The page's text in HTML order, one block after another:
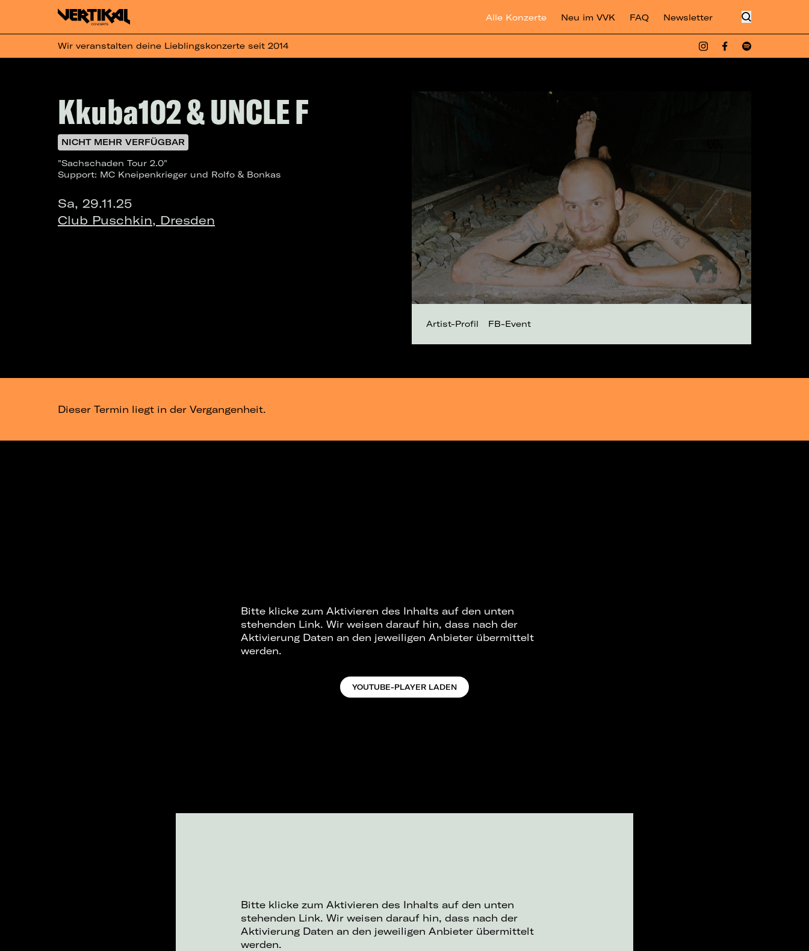
Alle Konzerte Neu im VVK FAQ Newsletter
Wir veranstalten deine Lieblingskonzerte seit 2014
Kkuba102 & UNCLE F
NICHT MEHR VERFÜGBAR
"Sachschaden Tour 2.0"
Support: MC Kneipenkrieger und Rolfo & Bonkas
Sa, 29.11.25
Club Puschkin, Dresden
Artist-Profil FB-Event
Dieser Termin liegt in der Vergangenheit.
Bitte klicke zum Aktivieren des Inhalts auf den unten
stehenden Link. Wir weisen darauf hin, dass nach der
Aktivierung Daten an den jeweiligen Anbieter übermittelt
werden.
YOUTUBE-PLAYER LADEN
Bitte klicke zum Aktivieren des Inhalts auf den unten
stehenden Link. Wir weisen darauf hin, dass nach der
Aktivierung Daten an den jeweiligen Anbieter übermittelt
werden.